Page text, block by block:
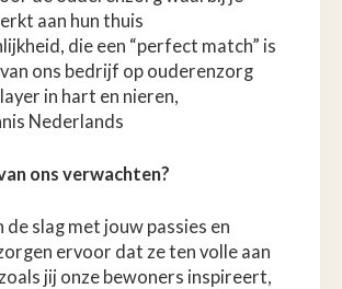
aan hun thuis
die een “perfect match” is
ons bedrijf op ouderenzorg
in hart en nieren,
Nederlands
ons verwachten?
de slag met jouw passies en
ervoor dat ze ten volle aan
jij onze bewoners inspireert,